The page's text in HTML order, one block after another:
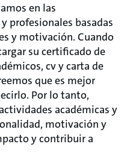
en las
profesionales basadas
y motivación. Cuando
su certificado de
cv y carta de
que es mejor
Por lo tanto,
académicas y
motivación y
y contribuir a